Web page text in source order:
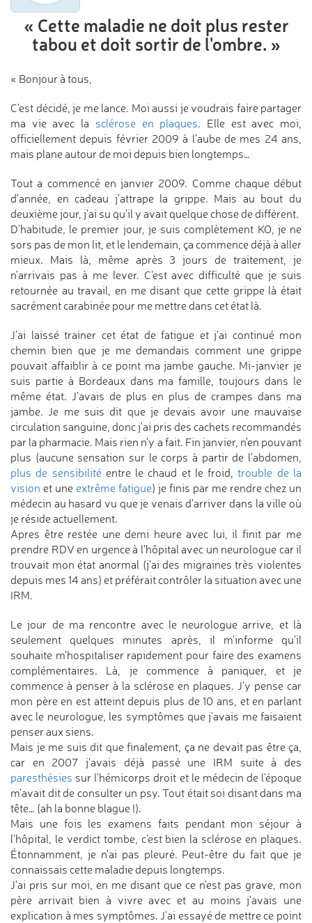
« Cette maladie ne doit plus rester
tabou et doit sortir de l'ombre. »
« Bonjour à tous,
C'est décidé, je me lance. Moi aussi je voudrais faire partager
ma vie avec la sclérose en plaques. Elle est avec moi,
officiellement depuis février 2009 à l'aube de mes 24 ans,
mais plane autour de moi depuis bien longtemps…
Tout a commencé en janvier 2009. Comme chaque début
d'année, en cadeau j'attrape la grippe. Mais au bout du
deuxième jour, j'ai su qu'il y avait quelque chose de différent.
D'habitude, le premier jour, je suis complètement KO, je ne
sors pas de mon lit, et le lendemain, ça commence déjà à aller
mieux. Mais là, même après 3 jours de traitement, je
n'arrivais pas à me lever. C'est avec difficulté que je suis
retournée au travail, en me disant que cette grippe là était
sacrément carabinée pour me mettre dans cet état là.
J'ai laissé trainer cet état de fatigue et j'ai continué mon
chemin bien que je me demandais comment une grippe
pouvait affaiblir à ce point ma jambe gauche. Mi-janvier je
suis partie à Bordeaux dans ma famille, toujours dans le
même état. J'avais de plus en plus de crampes dans ma
jambe. Je me suis dit que je devais avoir une mauvaise
circulation sanguine, donc j'ai pris des cachets recommandés
par la pharmacie. Mais rien n'y a fait. Fin janvier, n'en pouvant
plus (aucune sensation sur le corps à partir de l'abdomen,
plus de sensibilitéentre le chaud et le froid,trouble de la
vision et une extrême fatigue) je finis par me rendre chez un
médecin au hasard vu que je venais d'arriver dans la ville où
je réside actuellement.
Apres être restée une demi heure avec lui, il finit par me
prendre RDV en urgence à l'hôpital avec un neurologue car il
trouvait mon état anormal (j'ai des migraines très violentes
depuis mes 14 ans) et préférait contrôler la situation avec une
IRM.
Le jour de ma rencontre avec le neurologue arrive, et là
seulement quelques minutes après, il m'informe qu'il
souhaite m'hospitaliser rapidement pour faire des examens
complémentaires. Là, je commence à paniquer, et je
commence à penser à la sclérose en plaques. J'y pense car
mon père en est atteint depuis plus de 10 ans, et en parlant
avec le neurologue, les symptômes que j'avais me faisaient
penser aux siens.
Mais je me suis dit que finalement, ça ne devait pas être ça,
car en 2007 j'avais déjà passé une IRM suite à des
paresthésies sur l'hémicorps droit et le médecin de l'époque
m'avait dit de consulter un psy. Tout était soi disant dans ma
tête… (ah la bonne blague !).
Mais une fois les examens faits pendant mon séjour à
l'hôpital, le verdict tombe, c'est bien la sclérose en plaques.
Étonnamment, je n'ai pas pleuré. Peut-être du fait que je
connaissais cette maladie depuis longtemps.
J'ai pris sur moi, en me disant que ce n'est pas grave, mon
père arrivait bien à vivre avec et au moins j'avais une
explication à mes symptômes. J'ai essayé de mettre ce point